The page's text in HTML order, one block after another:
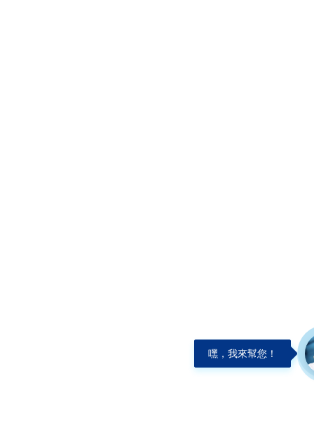
嘿，我來幫您！